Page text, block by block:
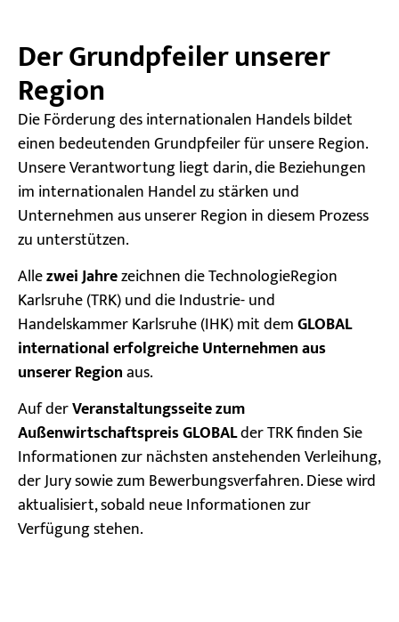
Der Grundpfeiler unserer
Region
Die Förderung des internationalen Handels bildet
einen bedeutenden Grundpfeiler für unsere Region.
Unsere Verantwortung liegt darin, die Beziehungen
im internationalen Handel zu stärken und
Unternehmen aus unserer Region in diesem Prozess
zu unterstützen.
Allezwei Jahrezeichnen die TechnologieRegion
Karlsruhe (TRK) und die Industrie- und
Handelskammer Karlsruhe (IHK) mit demGLOBAL
international erfolgreiche Unternehmen aus
unserer Regionaus.
Auf derVeranstaltungsseite zum
Außenwirtschaftspreis GLOBALder TRK finden Sie
Informationen zur nächsten anstehenden Verleihung,
der Jury sowie zum Bewerbungsverfahren. Diese wird
aktualisiert, sobald neue Informationen zur
Verfügung stehen.